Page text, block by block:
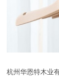
杭州华恩特木业